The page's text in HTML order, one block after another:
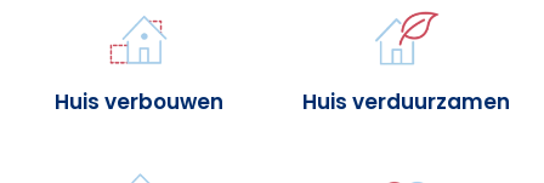
Huis verbouwen Huis verduurzamen